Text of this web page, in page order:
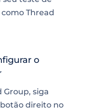
Thread
o
Group, siga
direito no